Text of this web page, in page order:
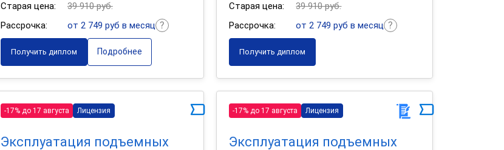
Старая цена:
39 910 руб.
Рассрочка:
от 2 749 руб в месяц
Получить диплом Подробнее
Старая цена:
39 910 руб.
Рассрочка:
от 2 749 руб в месяц
Получить диплом
-17% до 17 августа Лицензия
Эксплуатация подъемных
-17% до 17 августа Лицензия
Эксплуатация подъемных